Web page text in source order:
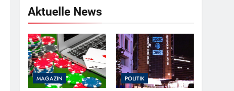
Aktuelle News
MAGAZIN POLITIK